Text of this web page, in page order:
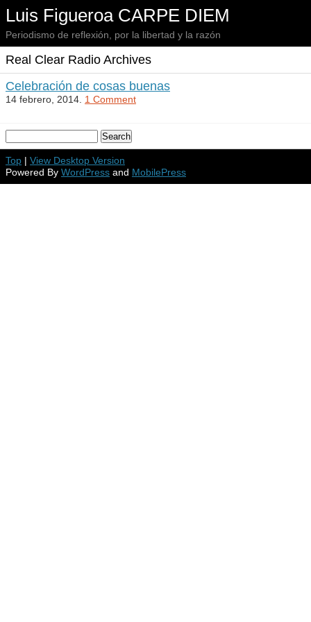
Luis Figueroa CARPE DIEM
Periodismo de reflexión, por la libertad y la razón
Real Clear Radio Archives
Celebración de cosas buenas
14 febrero, 2014. 1 Comment
Top | View Desktop Version
Powered By WordPress and MobilePress